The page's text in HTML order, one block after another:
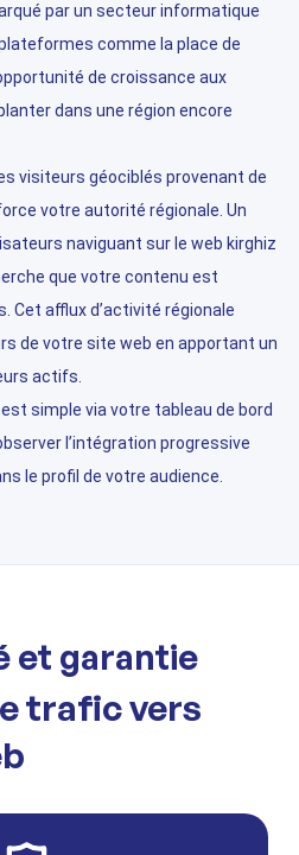
par un secteur informatique
comme la place de
de croissance aux
dans une région encore
visiteurs géociblés provenant de
votre autorité régionale. Un
naviguant sur le web kirghiz
que votre contenu est
Cet afflux d’activité régionale
de votre site web en apportant un
actifs.
simple via votre tableau de bord
l’intégration progressive
le profil de votre audience.
et garantie
trafic vers